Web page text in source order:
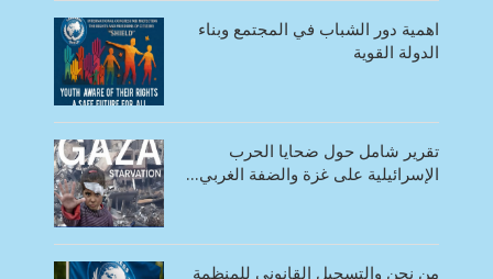
اهمية دور الشباب في المجتمع وبناء
الدولة القوية
تقرير شامل حول ضحايا الحرب
الإسرائيلية على غزة والضفة الغربي...
من نحن والتسجيل القانوني للمنظمة